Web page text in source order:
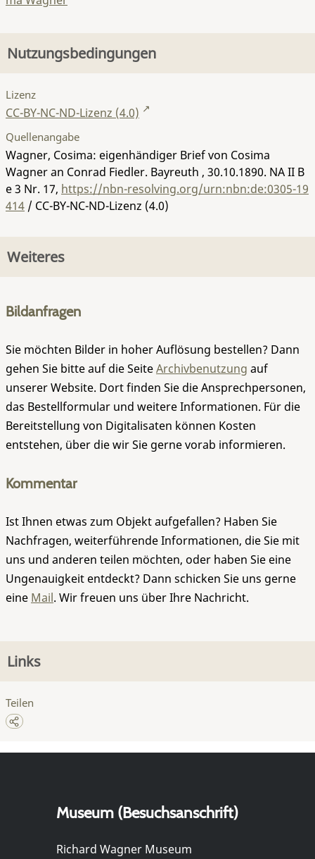
Nutzungsbedingungen
Lizenz
CC-BY-NC-ND-Lizenz (4.0)
Quellenangabe
Wagner, Cosima: eigenhändiger Brief von Cosima
Wagner an Conrad Fiedler. Bayreuth , 30.10.1890. NA II B
e 3 Nr. 17, https://nbn-resolving.org/urn:nbn:de:0305-19
414 / CC-BY-NC-ND-Lizenz (4.0)
Weiteres
Bildanfragen
Sie möchten Bilder in hoher Auflösung bestellen? Dann
gehen Sie bitte auf die SeiteArchivbenutzung auf
unserer Website. Dort finden Sie die Ansprechpersonen,
das Bestellformular und weitere Informationen. Für die
Bereitstellung von Digitalisaten können Kosten
entstehen, über die wir Sie gerne vorab informieren.
Kommentar
Ist Ihnen etwas zum Objekt aufgefallen? Haben Sie
Nachfragen, weiterführende Informationen, die Sie mit
uns und anderen teilen möchten, oder haben Sie eine
Ungenauigkeit entdeckt? Dann schicken Sie uns gerne
eine Mail. Wir freuen uns über Ihre Nachricht.
Links
Teilen
Museum (Besuchsanschrift)
Richard Wagner Museum